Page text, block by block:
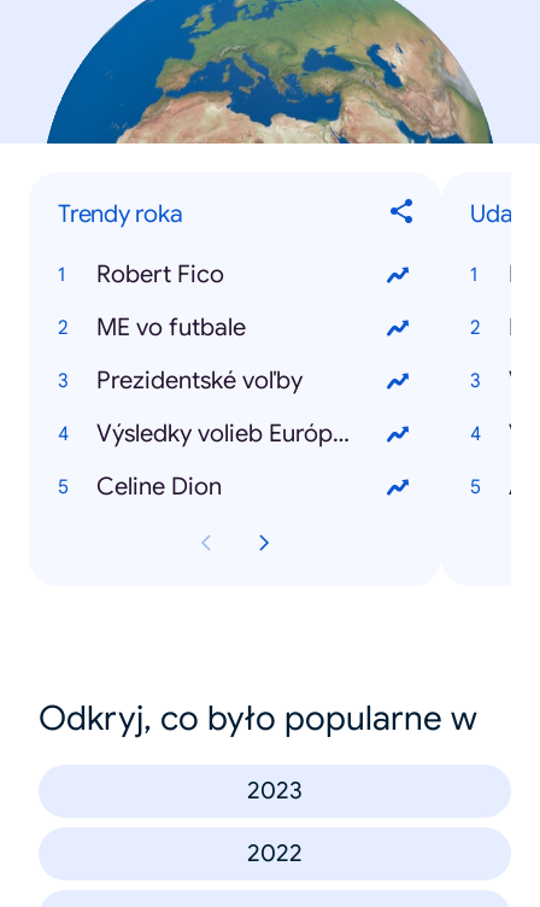
Trendy roka
Robert Fico
ME vo futbale
Prezidentské voľby
Výsledky volieb Európska únia
Celine Dion
Odkryj, co było popularne w
2023
2022